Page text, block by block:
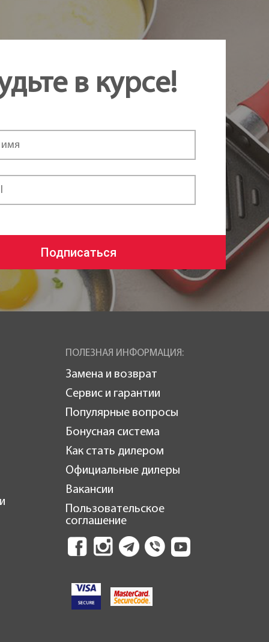
в курсе!
Подписаться
ПОЛЕЗНАЯ ИНФОРМАЦИЯ:
Замена и возврат
Сервис и гарантии
Популярные вопросы
Бонусная система
Как стать дилером
Официальные дилеры
Вакансии
Пользовательское
соглашение